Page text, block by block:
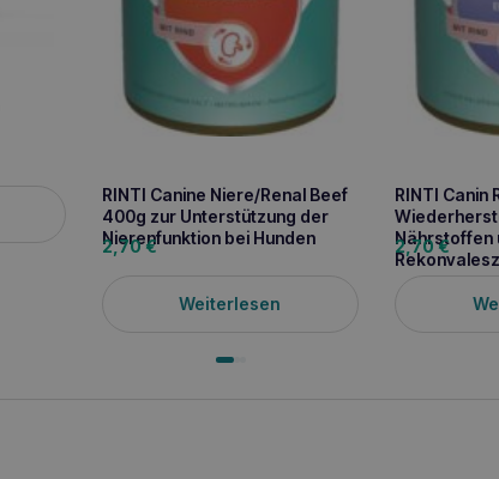
RINTI Canine Niere/Renal Beef
400g zur Unterstützung der
Nierenfunktion bei Hunden
2,70€
Weiterlesen
RINTI
Nährstoffen
2,70€